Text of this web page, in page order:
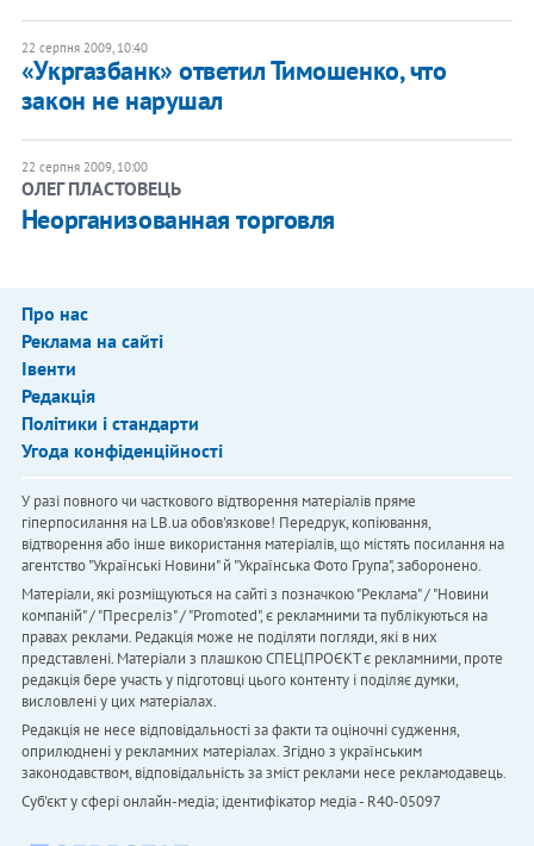
22 серпня 2009, 10:40
«Укргазбанк» ответил Тимошенко, что
закон не нарушал
22 серпня 2009, 10:00
ОЛЕГ ПЛАСТОВЕЦЬ
Неорганизованная торговля
Про нас
Реклама на сайті
Івенти
Редакція
Політики і стандарти
Угода конфіденційності
У разі повного чи часткового відтворення матеріалів пряме
гіперпосилання на LB.ua обов'язкове! Передрук, копіювання,
відтворення або інше використання матеріалів, що містять посилання на
агентство "Українськi Новини" й "Українська Фото Група", заборонено.
Матеріали, які розміщуються на сайті з позначкою "Реклама" / "Новини
компаній" / "Пресреліз" / "Promoted", є рекламними та публікуються на
правах реклами. Редакція може не поділяти погляди, які в них
представлені. Матеріали з плашкою СПЕЦПРОЄКТ є рекламними, проте
редакція бере участь у підготовці цього контенту і поділяє думки,
висловлені у цих матеріалах.
Редакція не несе відповідальності за факти та оціночні судження,
оприлюднені у рекламних матеріалах. Згідно з українським
законодавством, відповідальність за зміст реклами несе рекламодавець.
Cуб'єкт у сфері онлайн-медіа; ідентифікатор медіа - R40-05097